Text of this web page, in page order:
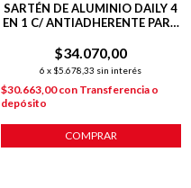
SARTÉN DE ALUMINIO DAILY 4
EN 1 C/ ANTIADHERENTE PARA
$34.070,00
6 x $5.678,33 sin interés
$30.663,00con Transferencia o
depósito
COMPRAR